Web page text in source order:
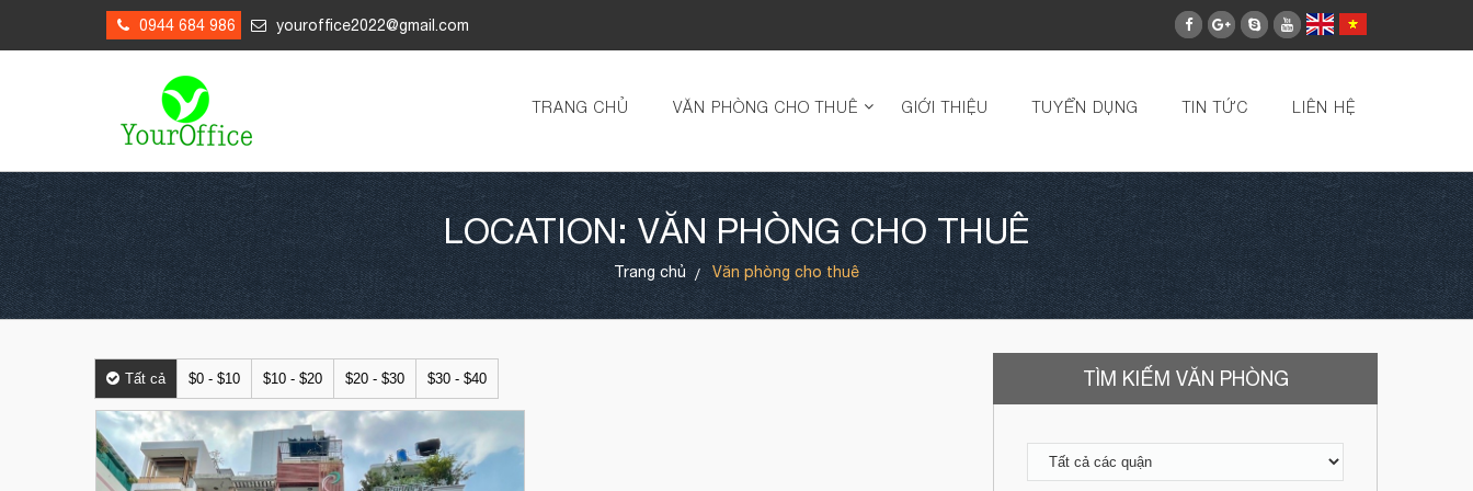
0944 684 986 youroffice2022@gmail.com
TRANG CHỦ VĂN PHÒNG CHO THUÊ GIỚI THIỆU TUYỂN DỤNG TIN TỨC LIÊN HỆ
LOCATION: VĂN PHÒNG CHO THUÊ
Trang chủ Văn phòng cho thuê
TÌM KIẾM VĂN PHÒNG
Tất cả $0 - $10 $10 - $20 $20 - $30 $30 - $40